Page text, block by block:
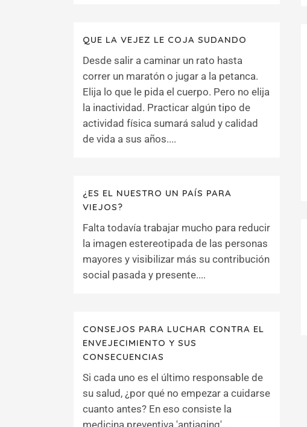
QUE LA VEJEZ LE COJA SUDANDO
Desde salir a caminar un rato hasta
correr un maratón o jugar a la petanca.
Elija lo que le pida el cuerpo. Pero no elija
la inactividad. Practicar algún tipo de
actividad física sumará salud y calidad
de vida a sus años....
¿ES EL NUESTRO UN PAÍS PARA
VIEJOS?
Falta todavía trabajar mucho para reducir
la imagen estereotipada de las personas
mayores y visibilizar más su contribución
social pasada y presente....
CONSEJOS PARA LUCHAR CONTRA EL
ENVEJECIMIENTO Y SUS
CONSECUENCIAS
Si cada uno es el último responsable de
su salud, ¿por qué no empezar a cuidarse
cuanto antes? En eso consiste la
medicina preventiva 'antiaging'...